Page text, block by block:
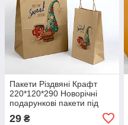
Пакети Різдвяні Крафт
220*120*290 Новорічні
подарункові пакети під
29 ₴